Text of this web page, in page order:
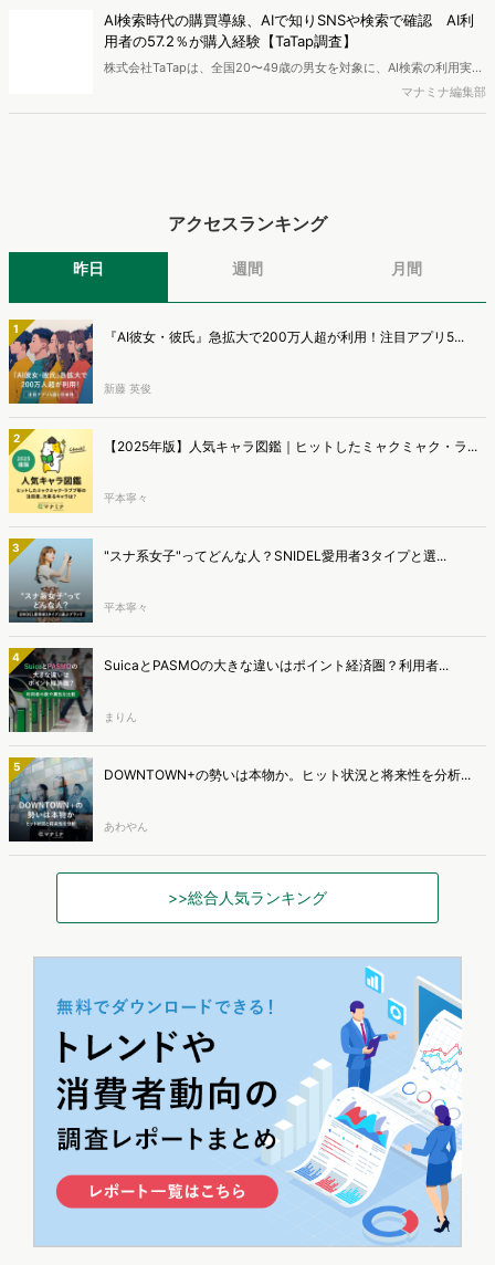
AI検索時代の購買導線、AIで知りSNSや検索で確認 AI利
用者の57.2％が購入経験【TaTap調査】
株式会社TaTapは、全国20〜49歳の男女を対象に、AI検索の利用実態
と、AIで知った商品をどこで確かめているかを調査し、結果を公開し
ました。
マナミナ編集部
アクセスランキング
昨日 週間 月間
1 『AI彼女・彼氏』急拡大で200万人超が利用！注目アプリ5...
新藤 英俊
2 【2025年版】人気キャラ図鑑｜ヒットしたミャクミャク・ラ...
平本寧々
3 "スナ系女子"ってどんな人？SNIDEL愛用者3タイプと選...
平本寧々
4 SuicaとPASMOの大きな違いはポイント経済圏？利用者...
まりん
5 DOWNTOWN+の勢いは本物か。ヒット状況と将来性を分析...
あわやん
>>総合人気ランキング